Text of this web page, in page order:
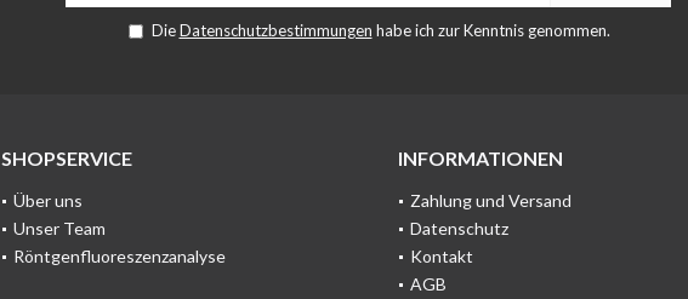
DieDatenschutzbestimmungen habe ich zur Kenntnis genommen.
SHOPSERVICE
Über uns
Unser Team
Röntgenfluoreszenzanalyse
INFORMATIONEN
Zahlung und Versand
Datenschutz
Kontakt
AGB